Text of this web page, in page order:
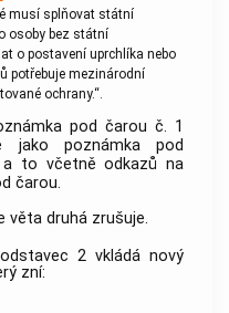
musí splňovat státní
osoby bez státní
o postavení uprchlíka nebo
potřebuje mezinárodní
ochrany.“.
pod čarou č. 1
jako poznámka pod
to včetně odkazů na
čarou.
věta druhá zrušuje.
2 vkládá nový
zní: